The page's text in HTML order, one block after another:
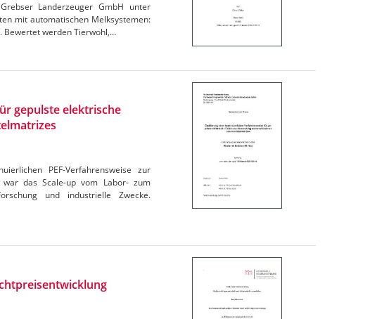
Landerzeuger GmbH unter
mit automatischen Melksystemen:
Bewertet werden Tierwohl,…
gepulste elektrische
PEF-Verfahrensweise zur
war das Scale-up vom Labor- zum
und industrielle Zwecke.